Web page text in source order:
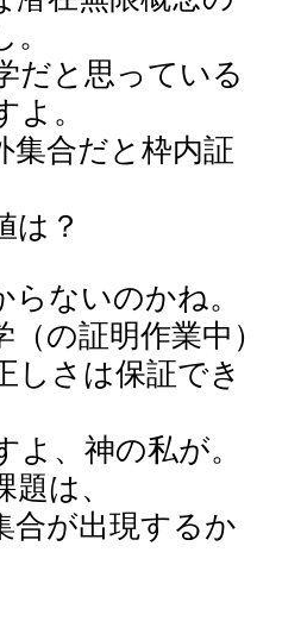
だと思っている
よ。
集合だと枠内証
は？
ないのかね。
（の証明作業中）
しさは保証でき
よ、神の私が。
は、
合が出現するか